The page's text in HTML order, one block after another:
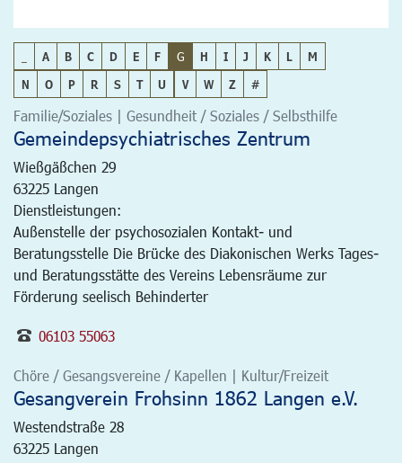
A B C D E F G H I J K L
M
N
O P R S T U V W Z #
Familie/Soziales | Gesundheit / Soziales / Selbsthilfe
Gemeindepsychiatrisches Zentrum
Wießgäßchen 29
63225 Langen
Dienstleistungen:
Außenstelle der psychosozialen Kontakt- und
Beratungsstelle Die Brücke des Diakonischen Werks Tages-
und Beratungsstätte des Vereins Lebensräume zur
Förderung seelisch Behinderter
06103 55063
Chöre / Gesangsvereine / Kapellen | Kultur/Freizeit
Gesangverein Frohsinn 1862 Langen e.V.
Westendstraße 28
63225 Langen